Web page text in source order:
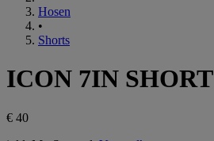
Hosen
•
Shorts
ICON 7IN SHORT
€ 40